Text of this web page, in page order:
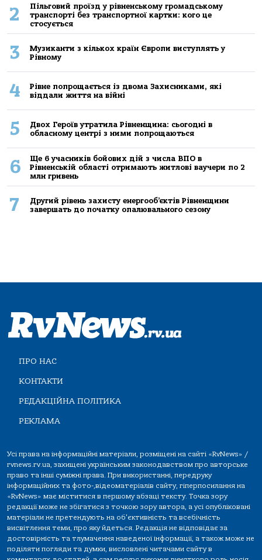
2
Пільговий проїзд у рівненському громадському
транспорті без транспортної картки: кого це
стосується
3
Музиканти з кількох країн Європи виступлять у
Рівному
4
Рівне попрощається із двома Захисниками, які
віддали життя на війні
5
Двох Героїв утратила Рівненщина: сьогодні в
обласному центрі з ними попрощаються
6
Ще 6 учасників бойових дій з числа ВПО в
Рівненській області отримають житлові ваучери по 2
млн гривень
7
Другий рівень захисту енергооб’єктів Рівненщини
завершать до початку опалювального сезону
ПРО НАС
КОНТАКТИ
РЕДАКЦІЙНА ПОЛІТИКА
РЕКЛАМА
Усі права на інформаційні матеріали, розміщені на сайті «RvNews» /
rvnews.rv.ua, захищені українським законодавством про авторське
право та інші суміжні права. При використанні, передруку
інформаційних та фото-,відеоматеріалів сайту, гіперпосилання на
«RvNews» має міститися в першому абзаці тексту. Точка зору
редакції може не збігатися з точкою зору автора, а усі опубліковані
матеріали не претендують на об'єктивність та всебічність
висвітлення теми, про яку йдеться. Редакція не відповідає за
достовірність та тлумачення наведеної інформації, а також може не
поділяти погляди та думки, висловлені читачами сайту в